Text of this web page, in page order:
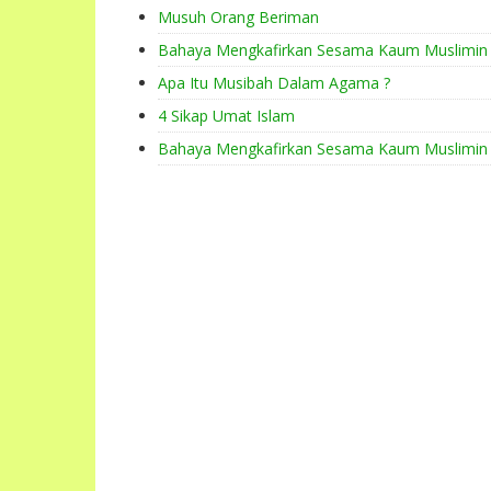
Musuh Orang Beriman
Bahaya Mengkafirkan Sesama Kaum Muslimin
Apa Itu Musibah Dalam Agama ?
4 Sikap Umat Islam
Bahaya Mengkafirkan Sesama Kaum Muslimin